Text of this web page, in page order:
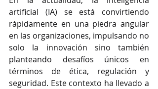
artificial (IA) se está convirtiendo
rápidamente en una piedra angular
en las organizaciones, impulsando no
solo la innovación sino también
planteando desafíos únicos en
términos de ética, regulación y
seguridad. Este contexto ha llevado a